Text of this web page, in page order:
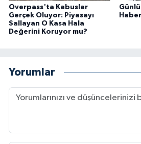
Overpass'ta Kabuslar
Gerçek Oluyor: Piyasayı
Sallayan O Kasa Hala
Değerini Koruyor mu?
Yorumlar